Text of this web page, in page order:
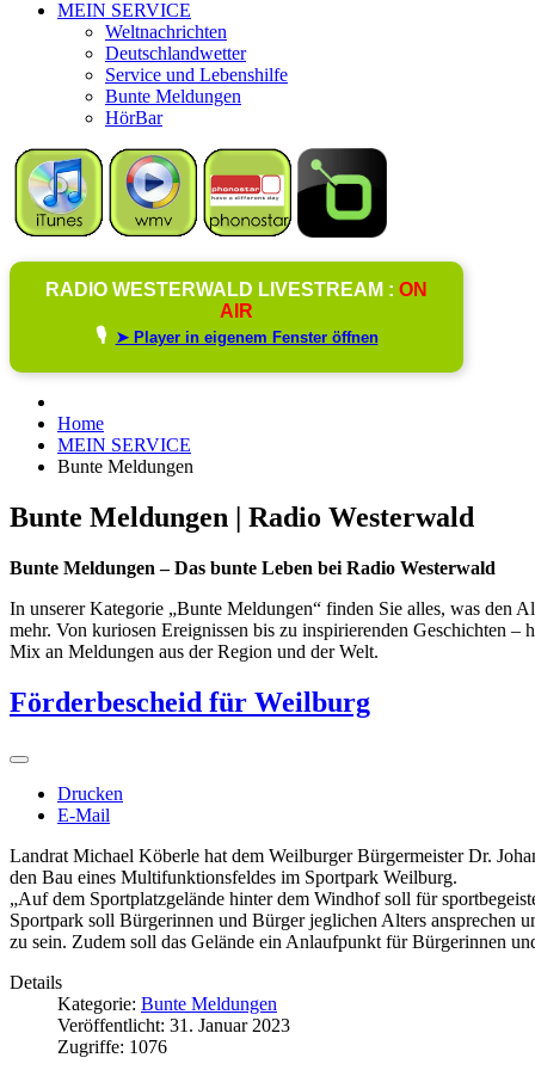
MEIN SERVICE
Weltnachrichten
Deutschlandwetter
Service und Lebenshilfe
Bunte Meldungen
HörBar
RADIO WESTERWALD LIVESTREAM : ON
AIR
🎙️ ➤ Player in eigenem Fenster öffnen
Home
MEIN SERVICE
Bunte Meldungen
Bunte Meldungen | Radio Westerwald
Bunte Meldungen – Das bunte Leben bei Radio Westerwald
In unserer Kategorie „Bunte Meldungen“ finden Sie alles, was den
mehr. Von kuriosen Ereignissen bis zu inspirierenden Geschichten
Mix an Meldungen aus der Region und der Welt.
Förderbescheid für Weilburg
Drucken
E-Mail
Landrat Michael Köberle hat dem Weilburger Bürgermeister Dr.
den Bau eines Multifunktionsfeldes im Sportpark Weilburg.
„Auf dem Sportplatzgelände hinter dem Windhof soll für
Sportpark soll Bürgerinnen und Bürger jeglichen Alters ansprechen
zu sein. Zudem soll das Gelände ein Anlaufpunkt für Bürgerinnen
Details
Kategorie: Bunte Meldungen
Veröffentlicht: 31. Januar 2023
Zugriffe: 1076